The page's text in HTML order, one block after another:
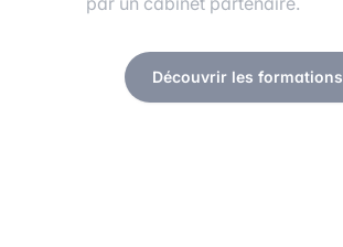
Découvrir les formations